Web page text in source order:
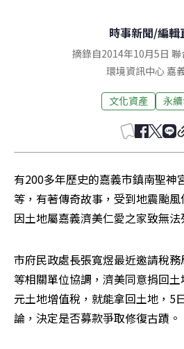
時事新聞/編輯
摘錄自2014年10月5日
環境資訊中心 嘉
文化資產 永
有200多年歷史的嘉義市鎮南聖神
等，有著傳奇故事，受到地震颱風
因土地屬嘉義濟美仁愛之家致無法
市府民政處長張寬煜最近邀請稅
等相關單位協調，濟美同意捐回
元土地增值稅，就能拿回土地，5
論，決定是否募款爭取修復古蹟。